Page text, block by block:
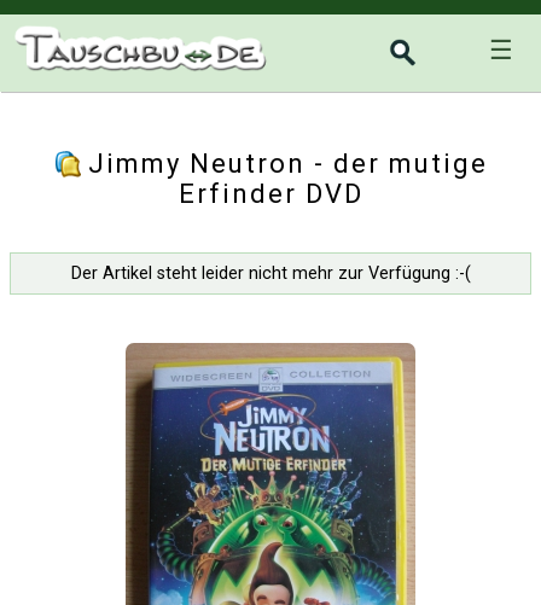
☰
Jimmy Neutron - der mutige
Erfinder DVD
Der Artikel steht leider nicht mehr zur Verfügung :-(